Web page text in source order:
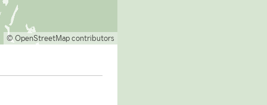
© OpenStreetMap contributors